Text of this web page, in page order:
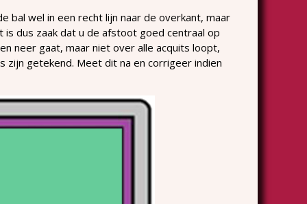
wel in een recht lijn naar de overkant, maar
dus zaak dat u de afstoot goed centraal op
neer gaat, maar niet over alle acquits loopt,
zijn getekend. Meet dit na en corrigeer indien